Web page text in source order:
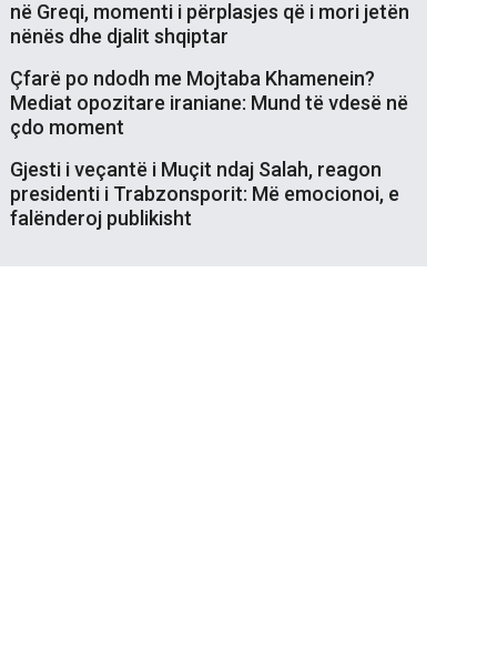
në Greqi, momenti i përplasjes që i mori jetën
nënës dhe djalit shqiptar
Çfarë po ndodh me Mojtaba Khamenein?
Mediat opozitare iraniane: Mund të vdesë në
çdo moment
Gjesti i veçantë i Muçit ndaj Salah, reagon
presidenti i Trabzonsporit: Më emocionoi, e
falënderoj publikisht